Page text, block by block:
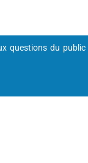
questions du public